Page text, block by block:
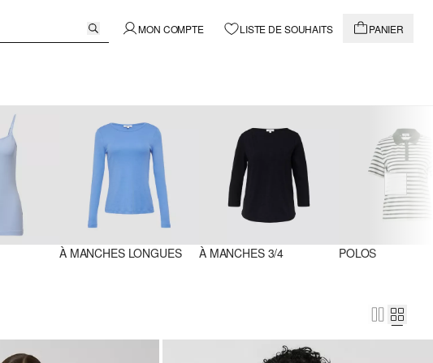
MON COMPTE LISTE DE SOUHAITS PANIER
À MANCHES LONGUES À MANCHES 3/4 POLOS